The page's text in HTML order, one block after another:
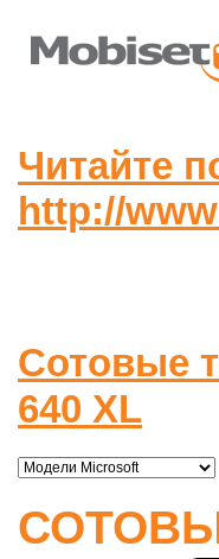
Читайте
http://
Сотовые
640 XL